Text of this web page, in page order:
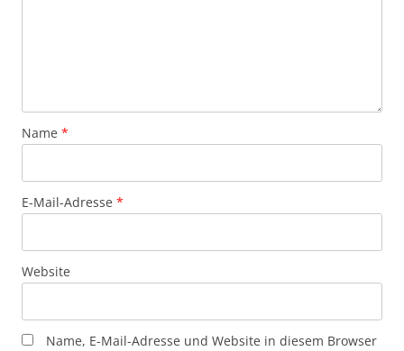
Name *
E-Mail-Adresse *
Website
Name, E-Mail-Adresse und Website in diesem Browser